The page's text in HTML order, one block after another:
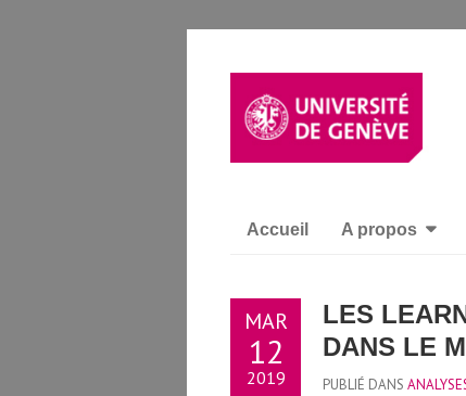
Accueil A propos
MAR
12
2019
LES
DANS LE
PUBLIÉ DANS